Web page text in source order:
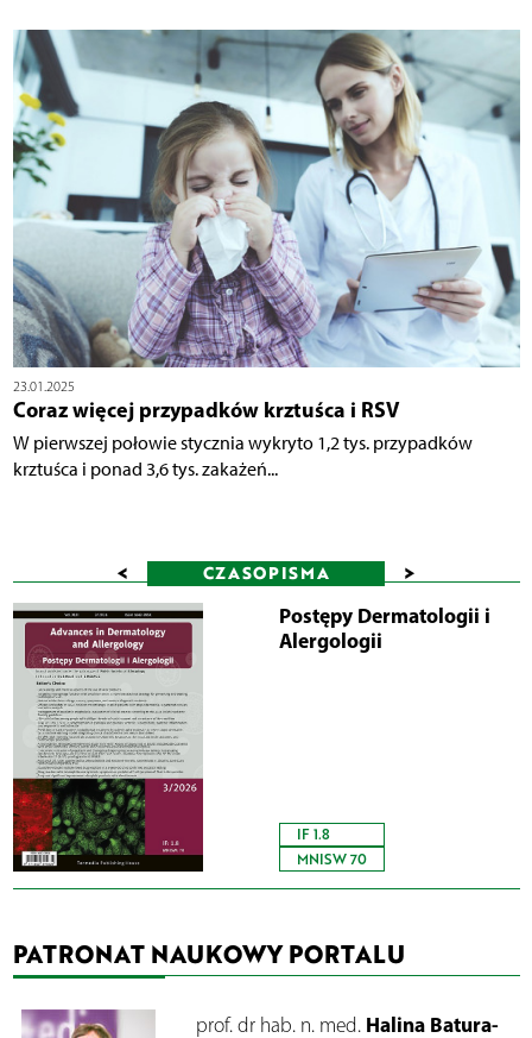
23.01.2025
Coraz więcej przypadków krztuśca i RSV
W pierwszej połowie stycznia wykryto 1,2 tys. przypadków
krztuśca i ponad 3,6 tys. zakażeń...
< CZASOPISMA >
Postępy Dermatologii i
Alergologii
IF 1.8
MNISW 70
PATRONAT NAUKOWY PORTALU
prof. dr hab. n. med. Halina Batura-